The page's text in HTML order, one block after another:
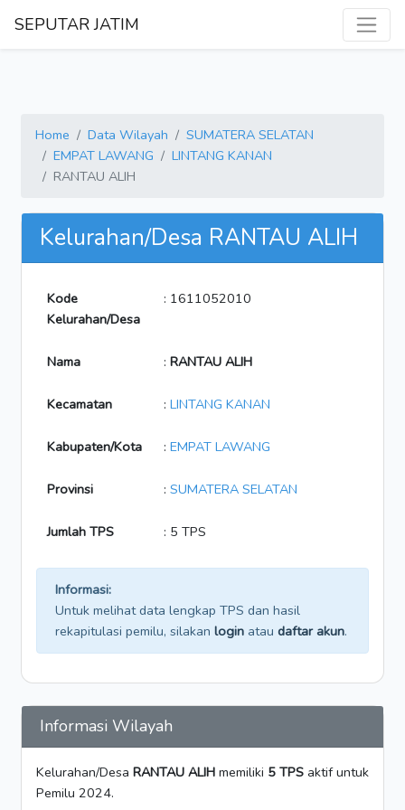
SEPUTAR JATIM
Home Data Wilayah
SUMATERA SELATAN
EMPAT LAWANG
LINTANG KANAN
RANTAU ALIH
Kelurahan/Desa RANTAU ALIH
Kode
Kelurahan/Desa
: 1611052010
Nama : RANTAU ALIH
Kecamatan : LINTANG KANAN
Kabupaten/Kota : EMPAT LAWANG
Provinsi : SUMATERA SELATAN
Jumlah TPS : 5 TPS
Informasi:
Untuk melihat data lengkap TPS dan hasil
rekapitulasi pemilu, silakan login atau daftar akun.
Informasi Wilayah
Kelurahan/Desa RANTAU ALIH memiliki 5 TPS aktif untuk
Pemilu 2024.